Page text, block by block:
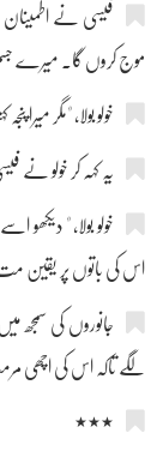
فیسی نے اطمینان
موج کروں گا۔ میرے
خولو بولا، "مگر
یہ کہہ کر خولو نے
خولو بولا، "
اس کی باتوں پر یقین مت
جانوروں کی سمجھ
لگے تاکہ اس کی اچھی
٭٭٭